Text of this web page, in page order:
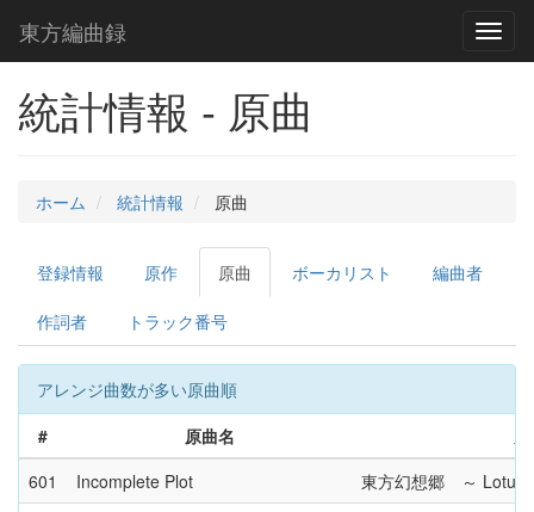
東方編曲録
統計情報 - 原曲
ホーム 統計情報 原曲
登録情報 原作 原曲 ボーカリスト 編曲者
作詞者 トラック番号
アレンジ曲数が多い原曲順
#
原曲名
601
Incomplete Plot
東方幻想郷 ～ Lotus